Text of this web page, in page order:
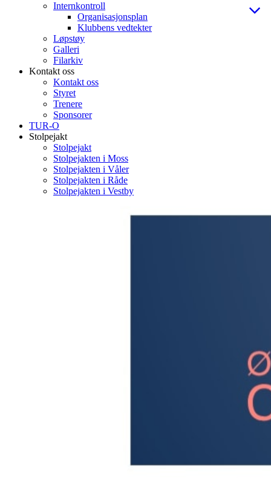
Internkontroll
Organisasjonsplan
Klubbens vedtekter
Løpstøy
Galleri
Filarkiv
Kontakt oss
Kontakt oss
Styret
Trenere
Sponsorer
TUR-O
Stolpejakt
Stolpejakt
Stolpejakten i Moss
Stolpejakten i Våler
Stolpejakten i Råde
Stolpejakten i Vestby